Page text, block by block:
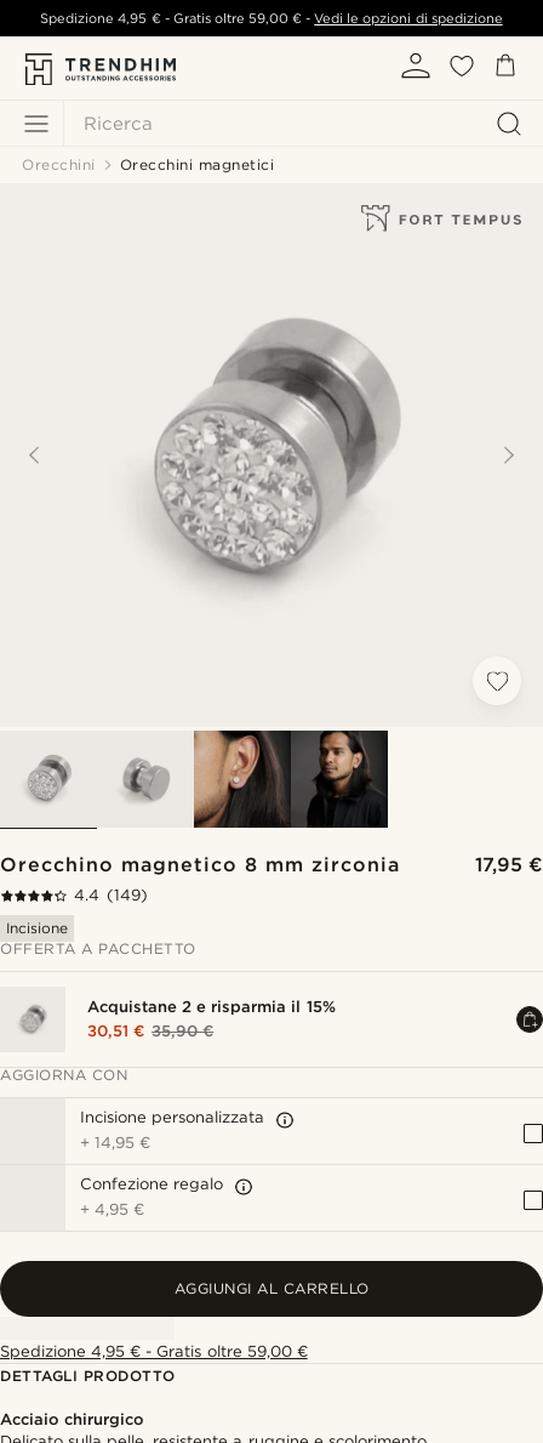
Ricerca
Spedizione4,95 €- Gratis oltre 59,00 € -Vedi le opzioni di spedizione
Orecchini Orecchini magnetici
Orecchino magnetico 8 mm zirconia 17,95 €
4.4 (149)
Incisione
OFFERTA A PACCHETTO
Acquistane 2 e risparmia il 15%
30,51 € 35,90 €
AGGIORNA CON
Incisione personalizzata
+14,95 €
Confezione regalo
+4,95 €
AGGIUNGI AL CARRELLO
Spedizione 4,95 € - Gratis oltre 59,00 €
DETTAGLI PRODOTTO
Acciaio chirurgico